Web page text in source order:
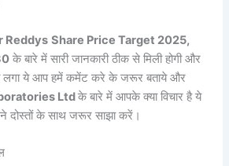
Reddys Share Price Target 2025,
के बारे में सारी जानकारी ठीक से मिली होगी और
लगा ये आप हमें कमेंट करे के जरूर बताये और
Ltdके बारे में आपके क्या विचार है ये
दोस्तों के साथ जरूर साझा करें।